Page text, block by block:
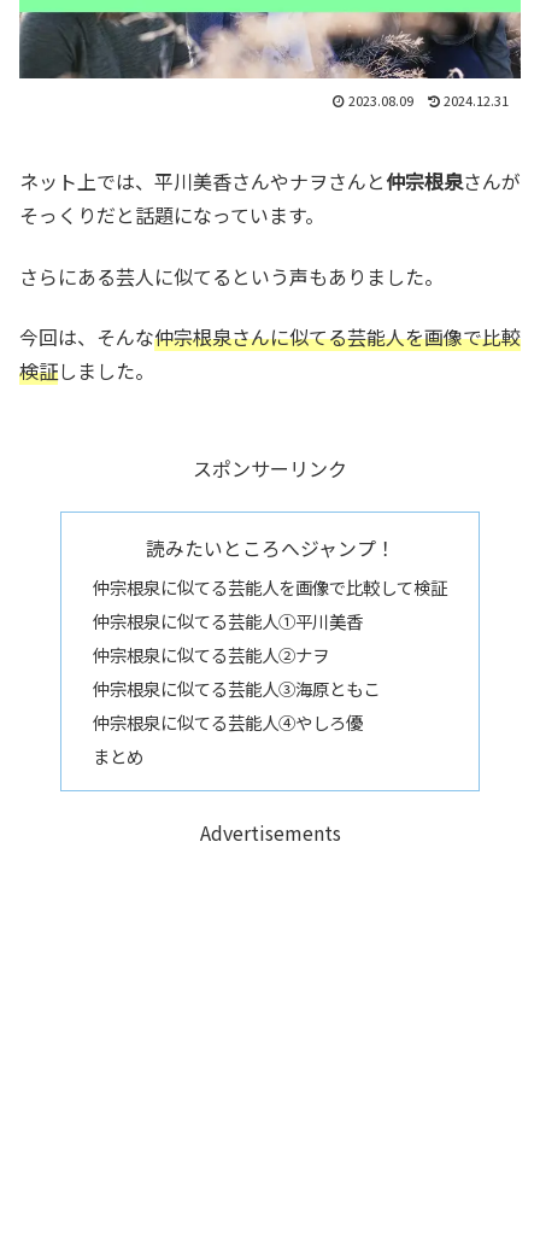
2023.08.09 2024.12.31
ネット上では、平川美香さんやナヲさんと仲宗根泉さんが
そっくりだと話題になっています。
さらにある芸人に似てるという声もありました。
今回は、そんな仲宗根泉さんに似てる芸能人を画像で比較
検証しました。
スポンサーリンク
読みたいところへジャンプ！
仲宗根泉に似てる芸能人を画像で比較して検証
仲宗根泉に似てる芸能人①平川美香
仲宗根泉に似てる芸能人②ナヲ
仲宗根泉に似てる芸能人③海原ともこ
仲宗根泉に似てる芸能人④やしろ優
まとめ
Advertisements